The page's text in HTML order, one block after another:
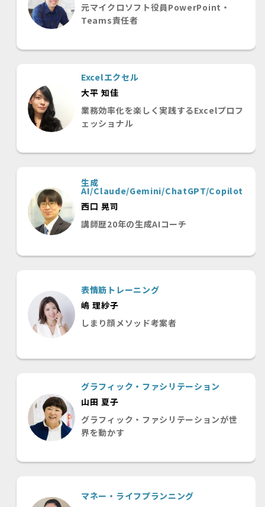
元マイクロソフト役員PowerPoint・
Teams責任者
Excelエクセル
大平 知佳
業務効率化を楽しく実践するExcelプロフ
ェッショナル
生成
AI/Claude/Gemini/ChatGPT/Copilot
西口 晃司
講師歴20年の生成AIコーチ
表情筋トレーニング
嶋 理紗子
しまり顔メソッド考案者
グラフィック・ファシリテーション
山田 夏子
グラフィック・ファシリテーションが世
界を動かす
マネー・ライフプランニング